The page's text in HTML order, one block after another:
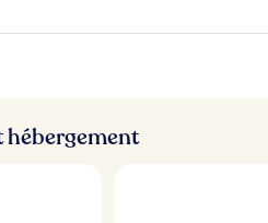
hébergement